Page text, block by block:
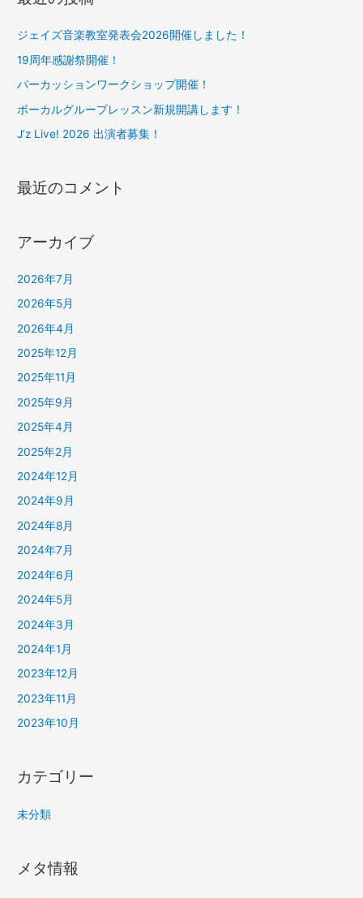
象
ジェイズ音楽教室発表会2026開催しました！
19周年感謝祭開催！
パーカッションワークショップ開催！
ボーカルグループレッスン新規開講します！
J’z Live! 2026 出演者募集！
最近のコメント
アーカイブ
2026年7月
2026年5月
2026年4月
2025年12月
2025年11月
2025年9月
2025年4月
2025年2月
2024年12月
2024年9月
2024年8月
2024年7月
2024年6月
2024年5月
2024年3月
2024年1月
2023年12月
2023年11月
2023年10月
カテゴリー
未分類
メタ情報